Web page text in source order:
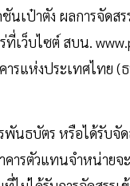
นเป๋าตัง ผลการจัดส
เว็บไซต์ สบน.
ารแห่งประเทศไทย (
พันธบัตร หรือได้รับจัด
คารตัวแทนจำหน่ายจ